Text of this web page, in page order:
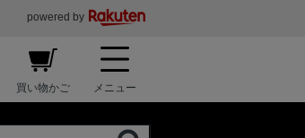
powered by
買い物かご メニュー